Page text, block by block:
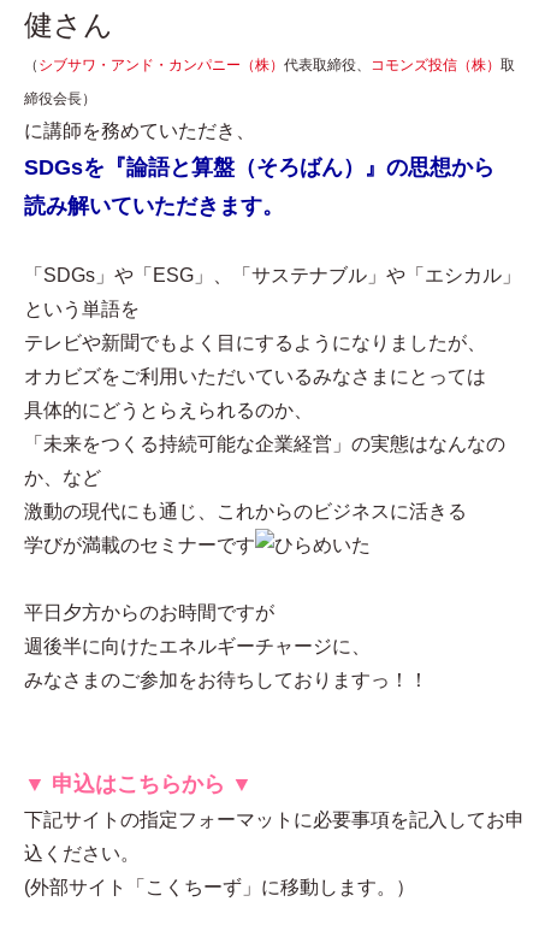
健さん
（ シブサワ・アンド・カンパニー（株） 代表取締役、 コモンズ投信（株） 取
締役会長）
に講師を務めていただき、
SDGsを『論語と算盤（そろばん）』の思想から
読み解いていただきます。
「SDGs」や「ESG」、「サステナブル」や「エシカル」
という単語を
テレビや新聞でもよく目にするようになりましたが、
オカビズをご利用いただいているみなさまにとっては
具体的にどうとらえられるのか、
「未来をつくる持続可能な企業経営」の実態はなんなの
か、など
激動の現代にも通じ、これからのビジネスに活きる
学びが満載のセミナーです
平日夕方からのお時間ですが
週後半に向けたエネルギーチャージに、
みなさまのご参加をお待ちしておりますっ！！
▼ 申込はこちらから ▼
下記サイトの指定フォーマットに必要事項を記入してお申
込ください。
(外部サイト「こくちーず」に移動します。）